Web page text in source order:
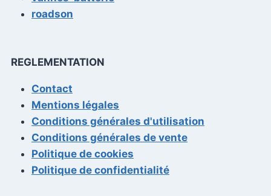
roadson
REGLEMENTATION
Contact
Mentions légales
Conditions générales d'utilisation
Conditions générales de vente
Politique de cookies
Politique de confidentialité